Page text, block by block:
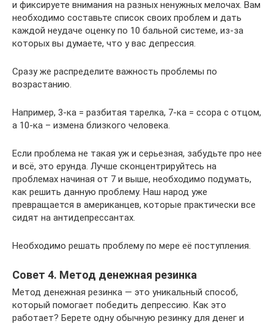
и фиксируете внимания на разных ненужных мелочах. Вам
необходимо составьте список своих проблем и дать
каждой неудаче оценку по 10 бальной системе, из-за
которых вы думаете, что у вас депрессия.
Сразу же распределите важность проблемы по
возрастанию.
Например, 3-ка = разбитая тарелка, 7-ка = ссора с отцом,
а 10-ка – измена близкого человека.
Если проблема не такая уж и серьезная, забудьте про нее
и всё, это ерунда. Лучше сконцентрируйтесь на
проблемах начиная от 7 и выше, необходимо подумать,
как решить данную проблему. Наш народ уже
превращается в американцев, которые практически все
сидят на антидепрессантах.
Необходимо решать проблему по мере её поступления.
Совет 4. Метод денежная резинка
Метод денежная резинка — это уникальный способ,
который помогает победить депрессию. Как это
работает? Берете одну обычную резинку для денег и